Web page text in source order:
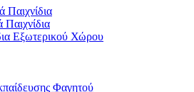
Παιχνίδια
Παιχνίδια
Εξωτερικού Χώρου
Φαγητού